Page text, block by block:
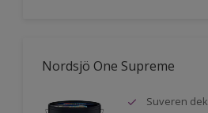
Nordsjö One Supreme
Suveren